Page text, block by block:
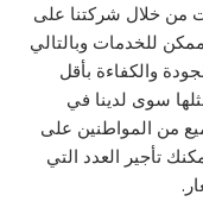
من خلال شركتنا على
للخدمات وبالتالي
والكفاءة بأقل
سوى لدينا في
من المواطنين على
تأجير العدد التي